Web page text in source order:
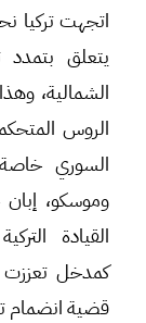
اتجهت تركيا
الشمالية،
الروس
السوري خاصة
وموسكو، إبان
القيادة
كمدخل تعززت
قضية انضمام